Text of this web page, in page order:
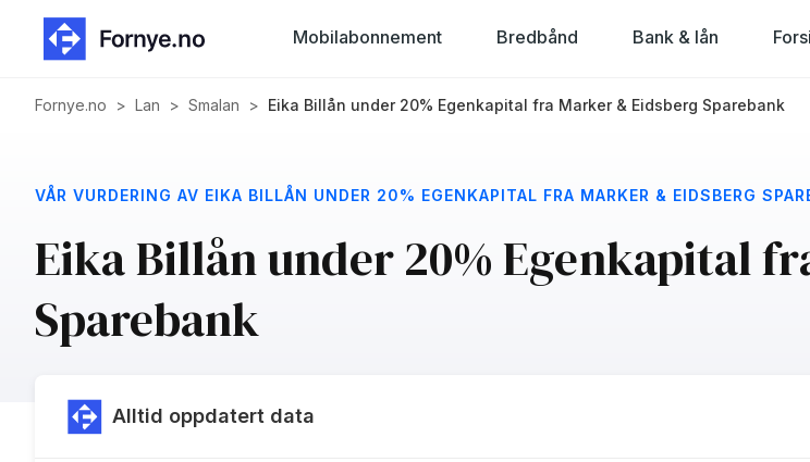
Mobilabonnement Bredbånd Bank & lån
Fornye.no > Lan > Smalan > Eika Billån under 20% Egenkapital fra Marker & Eidsberg Sparebank
VÅR VURDERING AV EIKA BILLÅN UNDER 20% EGENKAPITAL FRA MARKER & EIDSBERG
Eika Billån under 20% Egenkapital
Sparebank
Alltid oppdatert data